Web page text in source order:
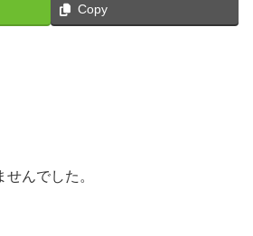
Copy
んでした。